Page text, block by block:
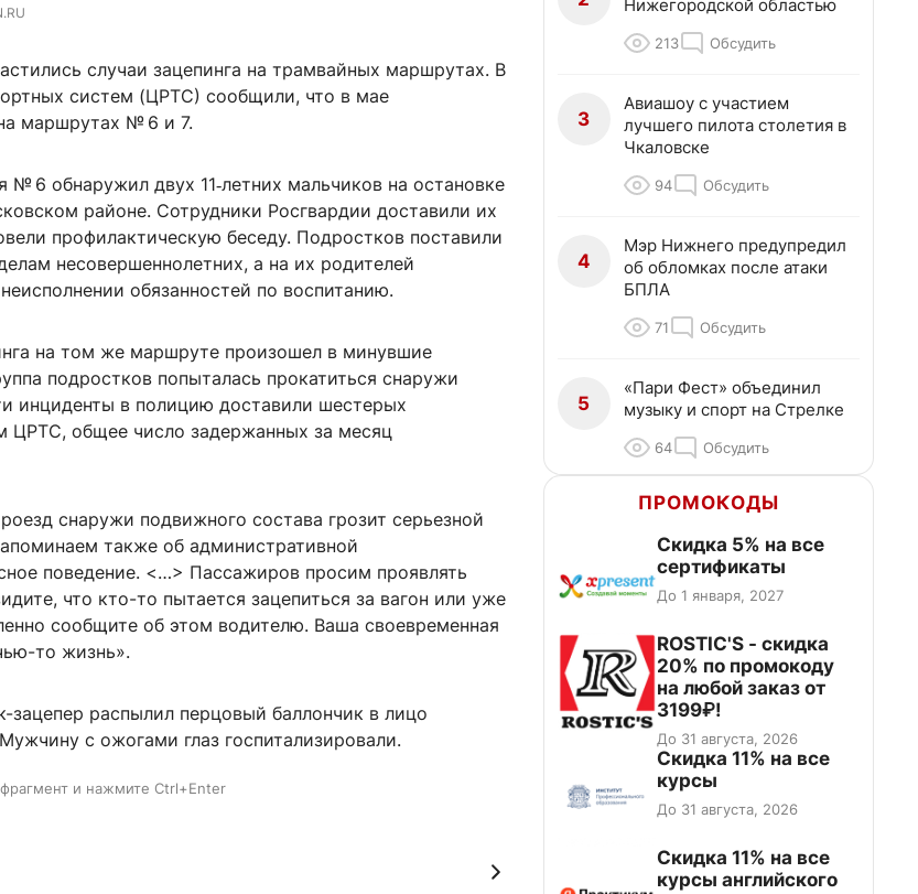
случаи зацепинга на трамвайных маршрутах. В
систем (ЦРТС) сообщили, что в мае
маршрутах № 6 и 7.
№ 6 обнаружил двух 11‑летних мальчиков на остановке
районе. Сотрудники Росгвардии доставили их
профилактическую беседу. Подростков поставили
несовершеннолетних, а на их родителей
обязанностей по воспитанию.
на том же маршруте произошел в минувшие
подростков попыталась прокатиться снаружи
инциденты в полицию доставили шестерых
ЦРТС, общее число задержанных за месяц
снаружи подвижного состава грозит серьезной
также об административной
поведение. <…> Пассажиров просим проявлять
что кто-то пытается зацепиться за вагон или уже
сообщите об этом водителю. Ваша своевременная
то жизнь».
зацепер распылил перцовый баллончик в лицо
с ожогами глаз госпитализировали.
и нажмите Ctrl+Enter
Нижегородской областью
213 Обсудить
3
Авиашоу с участием
лучшего пилота столетия в
Чкаловске
94 Обсудить
4
Мэр Нижнего предупредил
об обломках после атаки
БПЛА
71 Обсудить
5
«Пари Фест» объединил
музыку и спорт на Стрелке
64 Обсудить
ПРОМОКОДЫ
Скидка 5% на все
сертификаты
До 1 января, 2027
ROSTIC'S - скидка
20% по промокоду
на любой заказ от
3199₽!
До 31 августа, 2026
Скидка 11% на все
курсы
До 31 августа, 2026
Скидка 11% на все
курсы английского